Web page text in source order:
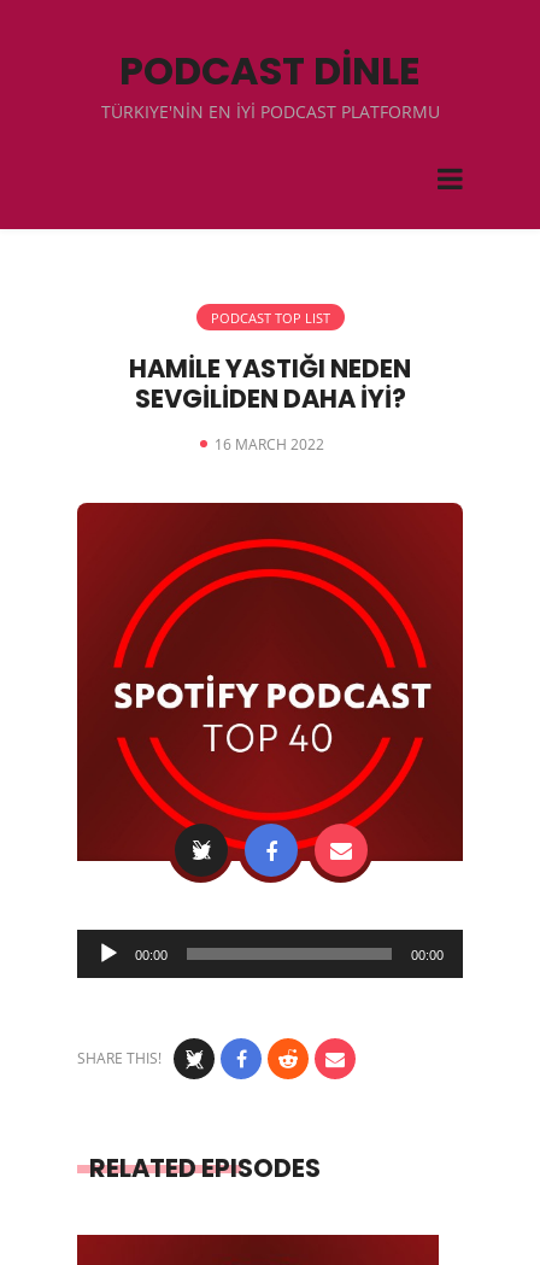
PODCAST DİNLE
TÜRKIYE'NİN EN İYİ PODCAST PLATFORMU
PODCAST TOP LIST
HAMİLE YASTIĞI NEDEN
SEVGİLİDEN DAHA İYİ?
16 MARCH 2022
Audio
Player
00:00 00:00
SHARE THIS!
RELATED EPISODES